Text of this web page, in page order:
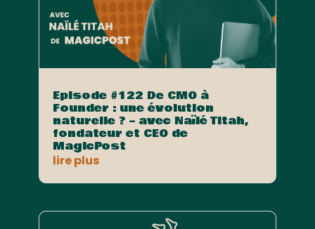
Episode #122 De CMO à
Founder : une évolution
naturelle ? – avec Naïlé Titah,
fondateur et CEO de
MagicPost
lire plus